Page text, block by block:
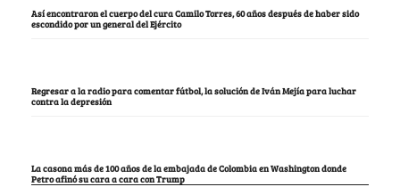
Así encontraron el cuerpo del cura Camilo Torres, 60 años después de haber sido
escondido por un general del Ejército
Regresar a la radio para comentar fútbol, la solución de Iván Mejía para luchar
contra la depresión
La casona más de 100 años de la embajada de Colombia en Washington donde
Petro afinó su cara a cara con Trump